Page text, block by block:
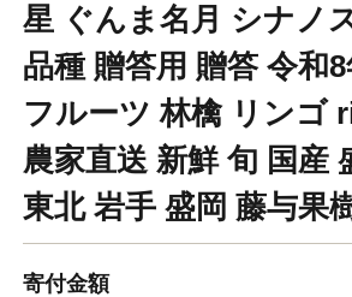
星 ぐんま名月 シナノ
品種 贈答用 贈答 令和
フルーツ 林檎 リンゴ
農家直送 新鮮 旬 国産
東北 岩手 盛岡 藤与果
寄付金額